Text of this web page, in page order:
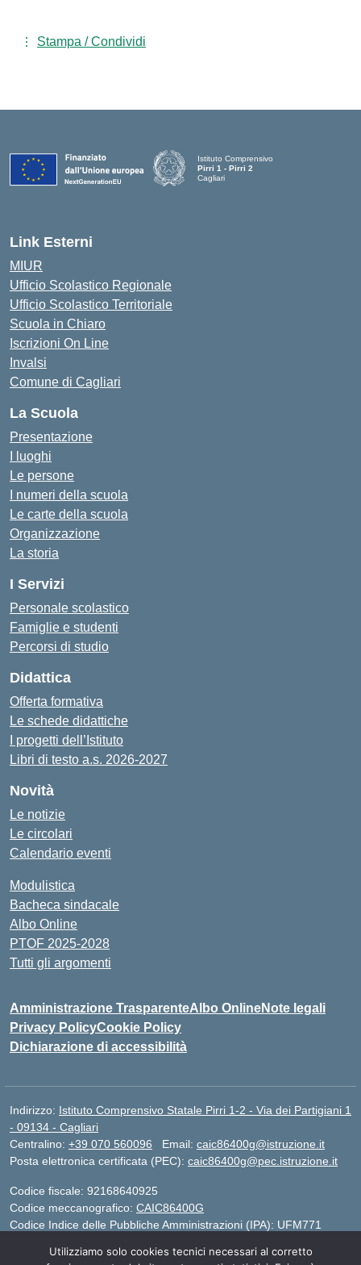
Stampa / Condividi
Istituto Comprensivo
Pirri 1 - Pirri 2
Cagliari
Link Esterni
MIUR
Ufficio Scolastico Regionale
Ufficio Scolastico Territoriale
Scuola in Chiaro
Iscrizioni On Line
Invalsi
Comune di Cagliari
La Scuola
Presentazione
I luoghi
Le persone
I numeri della scuola
Le carte della scuola
Organizzazione
La storia
I Servizi
Personale scolastico
Famiglie e studenti
Percorsi di studio
Didattica
Offerta formativa
Le schede didattiche
I progetti dell’Istituto
Libri di testo a.s. 2026-2027
Novità
Le notizie
Le circolari
Calendario eventi
Modulistica
Bacheca sindacale
Albo Online
PTOF 2025-2028
Tutti gli argomenti
Amministrazione TrasparenteAlbo OnlineNote legali
Privacy PolicyCookie Policy
Dichiarazione di accessibilità
Indirizzo: Istituto Comprensivo Statale Pirri 1-2 - Via dei Partigiani 1
- 09134 - Cagliari
Centralino: +39 070 560096 Email: caic86400g@istruzione.it
Posta elettronica certificata (PEC): caic86400g@pec.istruzione.it
Codice fiscale: 92168640925
Codice meccanografico: CAIC86400G
Codice Indice delle Pubbliche Amministrazioni (IPA): UFM771
IBAN - IT 46 W 0101504808000070626497
Utilizziamo solo cookies tecnici necessari al corretto